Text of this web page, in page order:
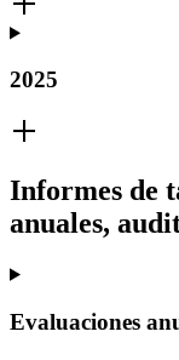
2025
Informes de
anuales,
Evaluaciones